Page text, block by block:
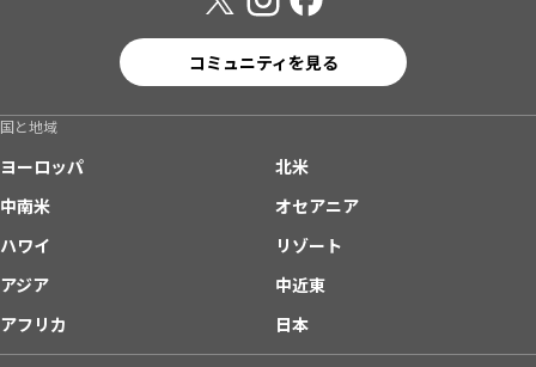
コミュニティを見る
国と地域
ヨーロッパ
北米
中南米
オセアニア
ハワイ
リゾート
アジア
中近東
アフリカ
日本